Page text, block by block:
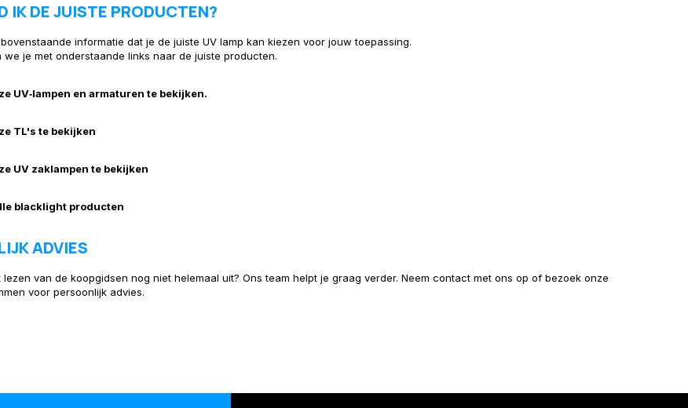
IK DE JUISTE PRODUCTEN?
informatie dat je de juiste UV lamp kan kiezen voor jouw toepassing.
we je met onderstaande links naar de juiste producten.
UV‑lampen en armaturen te bekijken.
TL's te bekijken
UV zaklampen te bekijken
blacklight producten
ADVIES
lezen van de koopgidsen nog niet helemaal uit? Ons team helpt je graag verder. Neem contact met ons op of bezoek onze
voor persoonlijk advies.